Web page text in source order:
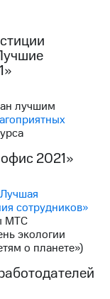
лучшим
2021»
сотрудников»
МТС
экологии
о планете»)